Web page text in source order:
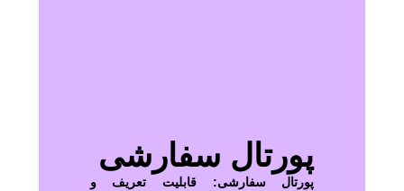
پورتال سفارشی
پورتال سفارشی: قابلیت تعریف و